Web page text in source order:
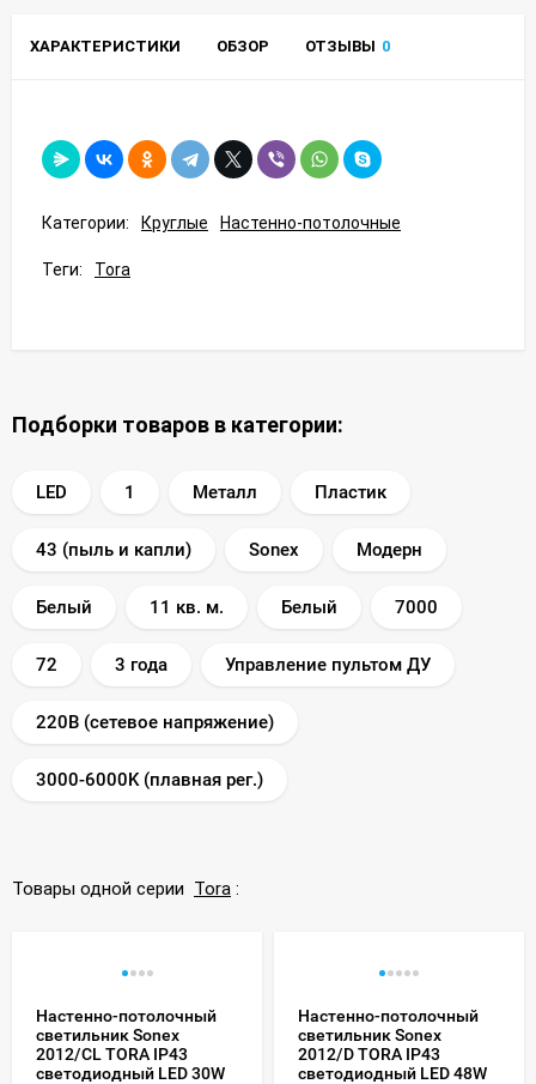
ХАРАКТЕРИСТИКИ ОБЗОР ОТЗЫВЫ 0
Категории: Круглые Настенно-потолочные
Теги: Tora
Подборки товаров в категории:
LED 1 Металл Пластик
43 (пыль и капли) Sonex Модерн
Белый 11 кв. м. Белый 7000
72 3 года Управление пультом ДУ
220В (сетевое напряжение)
3000-6000K (плавная рег.)
Товары одной серии Tora :
Настенно-потолочный
светильник Sonex
2012/CL TORA IP43
светодиодный LED 30W
Настенно-потолочный
светильник Sonex
2012/D TORA IP43
светодиодный LED 48W